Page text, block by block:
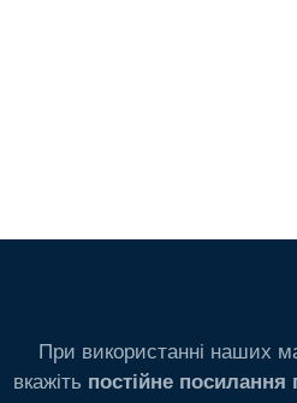
При використанні наших
вкажіть постійне